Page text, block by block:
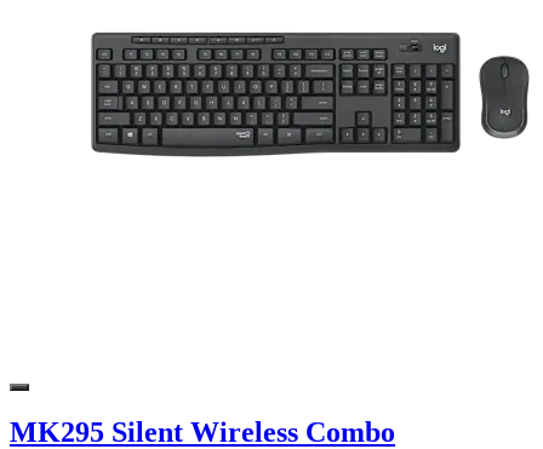
MK295 Silent Wireless Combo